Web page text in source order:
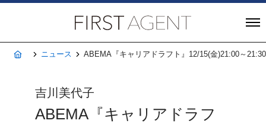
ホームニュース ABEMA『キャリアドラフト』12/15(金)21:00～21:30
吉川美代子
ABEMA『キャリアドラフ